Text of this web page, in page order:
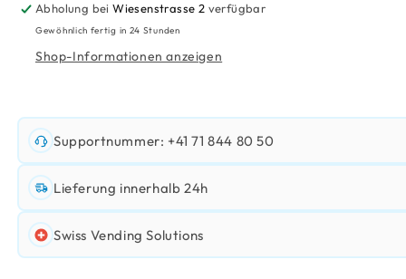
Abholung beiWiesenstrasse 2 verfügbar
Gewöhnlich fertig in 24 Stunden
Shop-Informationen anzeigen
Supportnummer: +41 71 844 80 50
Lieferung innerhalb 24h
Swiss Vending Solutions